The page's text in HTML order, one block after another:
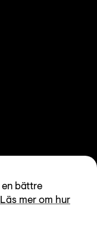
bättre
Läs mer om hur